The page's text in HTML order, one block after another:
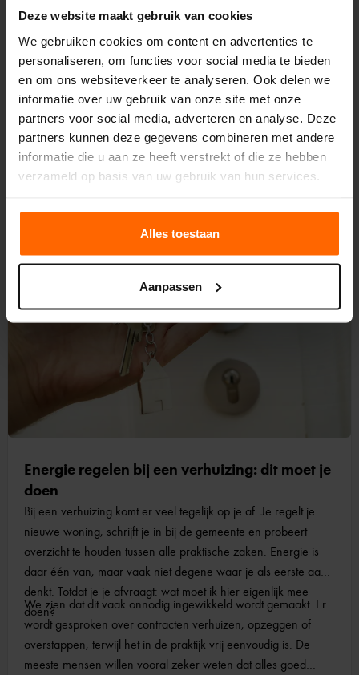
Deze website maakt gebruik van cookies
We gebruiken cookies om content en advertenties te
personaliseren, om functies voor social media te bieden
en om ons websiteverkeer te analyseren. Ook delen we
informatie over uw gebruik van onze site met onze
partners voor social media, adverteren en analyse. Deze
partners kunnen deze gegevens combineren met andere
informatie die u aan ze heeft verstrekt of die ze hebben
verzameld op basis van uw gebruik van hun services.
Alles toestaan
Aanpassen
minder betaalt. Dat hangt namelijk niet alleen af van je
verbruik, maar ook van hoe je energiecontract werkt.
Daarom kijken we in dit artikel niet alleen naar hoe je je
energieverbruik berekent, maar ook naar wat je er vervolgens
mee kunt doen. Zodat je niet alleen inzicht krijgt, maar dat ook
kunt vertalen naar lagere kosten.
Meer lezen
Energie regelen bij een verhuizing: dit moet je
doen
Bij een verhuizing komt er veel tegelijk op je af. Je regelt je
nieuwe woning, schrijft je in bij de gemeente en probeert
overzicht te houden tussen alle praktische zaken. Energie is
daar één van, maar vaak niet degene waar je als eerste aan
denkt. Totdat je je afvraagt: wat moet ik hier eigenlijk mee
doen?
We zien dat dit vaak onnodig ingewikkeld wordt gemaakt. Er
wordt gesproken over contracten verhuizen, opzeggen of
overstappen, terwijl het in de praktijk vrij eenvoudig is. De
meeste mensen willen vooral zeker weten dat alles goed